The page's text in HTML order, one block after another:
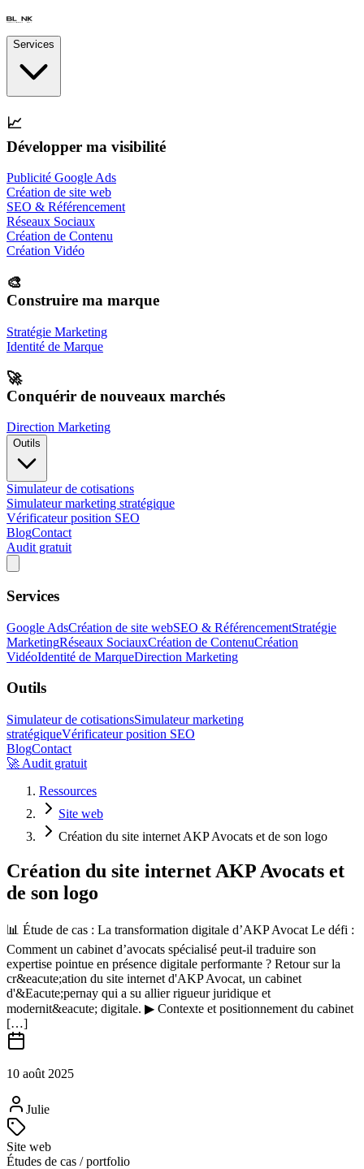
Services
📈
Développer ma visibilité
Publicité Google Ads
Création de site web
SEO & Référencement
Réseaux Sociaux
Création de Contenu
Création Vidéo
🎨
Construire ma marque
Stratégie Marketing
Identité de Marque
🚀
Conquérir de nouveaux marchés
Direction Marketing
Outils
Simulateur de cotisations
Simulateur marketing stratégique
Vérificateur position SEO
BlogContact
Audit gratuit
Services
Google AdsCréation de site webSEO & RéférencementStratégie
MarketingRéseaux SociauxCréation de ContenuCréation
VidéoIdentité de MarqueDirection Marketing
Outils
Simulateur de cotisationsSimulateur marketing
stratégiqueVérificateur position SEO
BlogContact
🚀 Audit gratuit
Ressources
Site web
Création du site internet AKP Avocats et de son logo
Création du site internet AKP Avocats et
de son logo
📊 Étude de cas : La transformation digitale d’AKP Avocat Le défi :
Comment un cabinet d’avocats spécialisé peut-il traduire son
expertise pointue en présence digitale performante ? Retour sur la
cr&eacute;ation du site internet d'AKP Avocat, un cabinet
d'&Eacute;pernay qui a su allier rigueur juridique et
modernit&eacute; digitale. ▶ Contexte et positionnement du cabinet
[…]
10 août 2025
Julie
Site web
Études de cas / portfolio